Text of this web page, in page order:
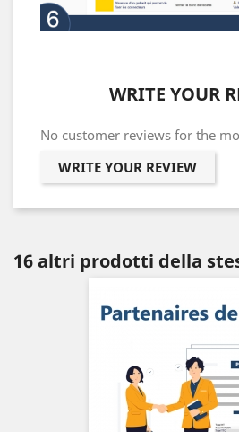
WRITE YOUR
No customer reviews for the
WRITE YOUR REVIEW
16 altri prodotti della